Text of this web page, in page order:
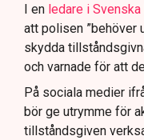
I en ledare i
att polisen ”behöver
skydda
och varnade för att
På sociala medier
bör ge utrymme för
tillståndsgiven